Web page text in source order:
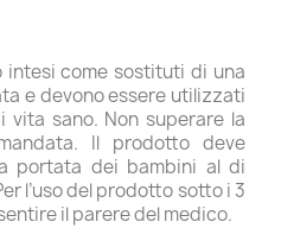
come sostituti di una
e devono essere utilizzati
vita sano. Non superare la
Il prodotto deve
portata dei bambini al di
l’uso del prodotto sotto i 3
il parere del medico.